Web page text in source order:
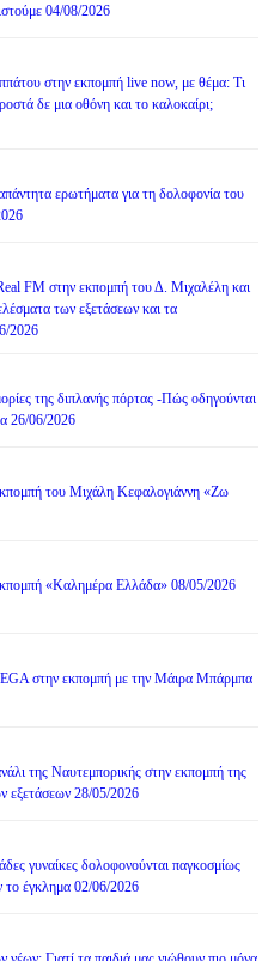
04/08/2026
στην εκπομπή live now, με θέμα: Τι
δε μια οθόνη και το καλοκαίρι;
ερωτήματα για τη δολοφονία του
FM στην εκπομπή του Δ. Μιχαλέλη και
των εξετάσεων και τα
2026
της διπλανής πόρτας -Πώς οδηγούνται
26/06/2026
του Μιχάλη Κεφαλογιάννη «Ζω
«Καλημέρα Ελλάδα» 08/05/2026
στην εκπομπή με την Μάιρα Mπάρμπα
της Ναυτεμπορικής στην εκπομπή της
εξετάσεων 28/05/2026
γυναίκες δολοφονούνται παγκοσμίως
το έγκλημα 02/06/2026